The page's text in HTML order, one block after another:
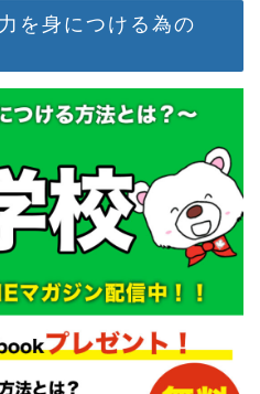
を身につける為の